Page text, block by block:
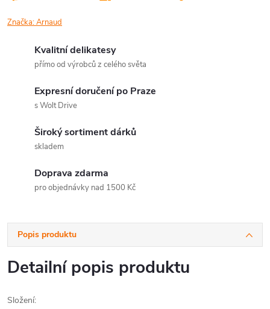
Značka:Arnaud
Kvalitní delikatesy
přímo od výrobců z celého světa
Expresní doručení po Praze
s Wolt Drive
Široký sortiment dárků
skladem
Doprava zdarma
pro objednávky nad 1500 Kč
Popis produktu
Detailní popis produktu
Složení: